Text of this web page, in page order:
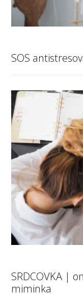
SOS
SRDCOVKA |
miminka